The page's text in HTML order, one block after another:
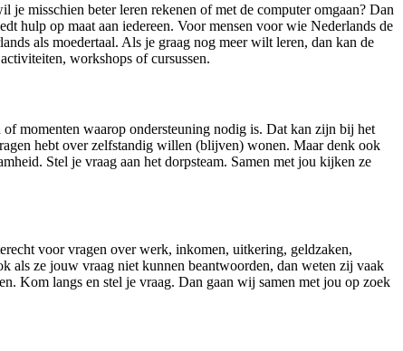
misschien beter leren rekenen of met de computer omgaan? Dan
hulp op maat aan iedereen. Voor mensen voor wie Nederlands de
als moedertaal. Als je graag nog meer wilt leren, dan kan de
workshops of cursussen.
momenten waarop ondersteuning nodig is. Dat kan zijn bij het
hebt over zelfstandig willen (blijven) wonen. Maar denk ook
Stel je vraag aan het dorpsteam. Samen met jou kijken ze
voor vragen over werk, inkomen, uitkering, geldzaken,
als ze jouw vraag niet kunnen beantwoorden, dan weten zij vaak
Kom langs en stel je vraag. Dan gaan wij samen met jou op zoek